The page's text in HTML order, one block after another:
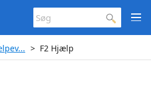
F2 Hjælp